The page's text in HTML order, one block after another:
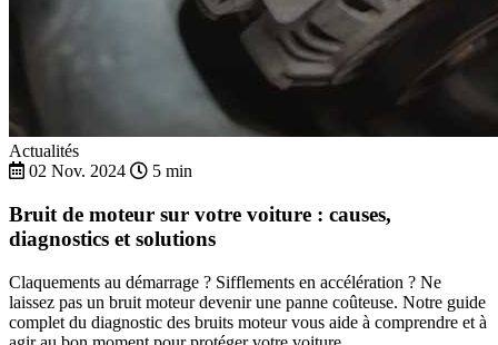
Actualités
02 Nov. 2024
5 min
Bruit de moteur sur votre voiture : causes,
diagnostics et solutions
Claquements au démarrage ? Sifflements en accélération ? Ne
laissez pas un bruit moteur devenir une panne coûteuse. Notre guide
complet du diagnostic des bruits moteur vous aide à comprendre et à